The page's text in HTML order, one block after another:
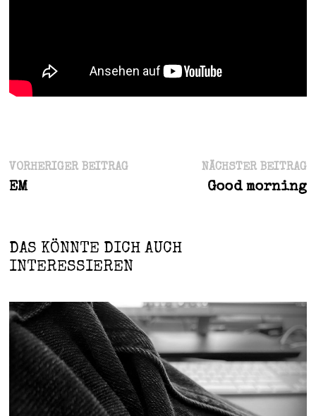
Beitragsnavigation
VORHERIGER BEITRAGVorheriger
EM
NÄCHSTER BEITRAG
Good morning
DAS KÖNNTE DICH AUCH
INTERESSIEREN